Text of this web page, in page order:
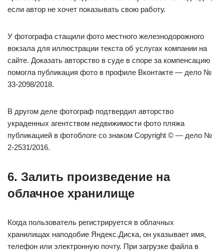
если автор не хочет показывать свою работу.
У фотографа стащили фото местного железнодорожного
вокзала для иллюстрации текста об услугах компании на
сайте. Доказать авторство в суде в споре за компенсацию
помогла публикация фото в профиле Вконтакте — дело №
33-2098/2018.
В другом деле фотограф подтвердил авторство
украденных агентством недвижимости фото пляжа
публикацией в фотоблоге со знаком Copyright © — дело №
2-2531/2016.
6. Залить произведение на
облачное хранилище
Когда пользователь регистрируется в облачных
хранилищах наподобие Яндекс.Диска, он указывает имя,
телефон или электронную почту. При загрузке файла в